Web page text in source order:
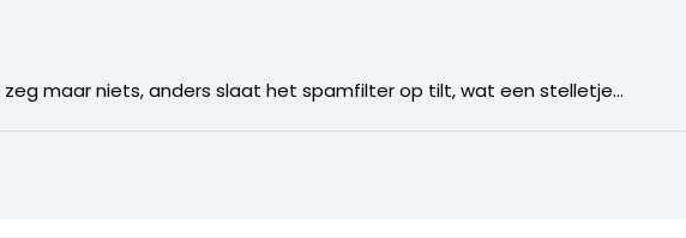
zeg maar niets, anders slaat het spamfilter op tilt, wat een stelletje…